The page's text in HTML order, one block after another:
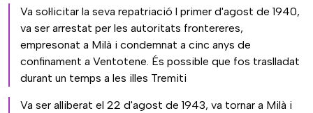
Va sol·licitar la seva repatriació l primer d'agost de 1940,
va ser arrestat per les autoritats frontereres,
empresonat a Milà i condemnat a cinc anys de
confinament a Ventotene. És possible que fos traslladat
durant un temps a les illes Tremiti
Va ser alliberat el 22 d'agost de 1943, va tornar a Milà i